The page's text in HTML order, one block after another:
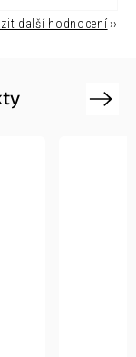
další hodnocení
Next